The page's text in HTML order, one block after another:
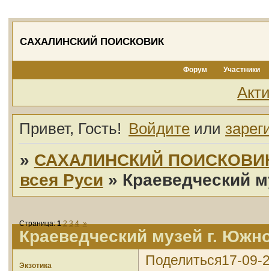
САХАЛИНСКИЙ ПОИСКОВИК
Форум Участники
Привет, Гость! Войдите или
» САХАЛИНСКИЙ
всея Руси » Краеведческий
Краеведческий музей г.
Страница:1 2 3 4 »
Поделиться17-09-
Экзотика